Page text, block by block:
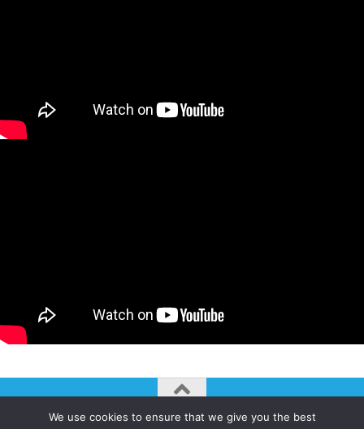
We use cookies to ensure that we give you the best